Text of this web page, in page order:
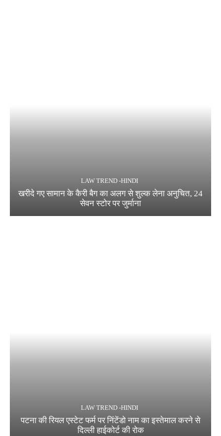
LAW TREND -HINDI
खरीदे गए सामान के कैरी बैग का अलग से शुल्क लेना अनुचित, 24
सेवन स्टोर पर जुर्माना
LAW TREND -HINDI
पटना की रियल एस्टेट फर्म पर निंटेंडो नाम का इस्तेमाल करने से
दिल्ली हाईकोर्ट की रोक